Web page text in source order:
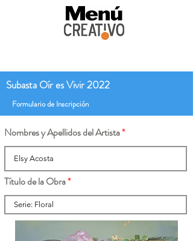
Subasta Oír es Vivir 2022
Formulario de Inscripción
Nombres y Apellidos del Artista
Título de la Obra